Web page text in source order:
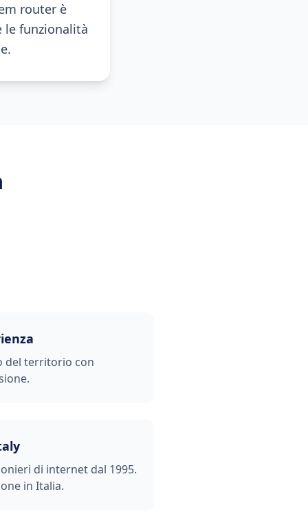
router è
le funzionalità
del territorio con
di internet dal 1995.
in Italia.